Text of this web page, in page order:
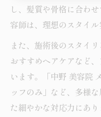
し、髪質や骨格に合わ
容師は、理想のスタイ
また、施術後のスタイ
おすすめヘアケアなど
います。「中野 美容院
ッフのみ」など、多様
た細やかな対応力にあり
お問い